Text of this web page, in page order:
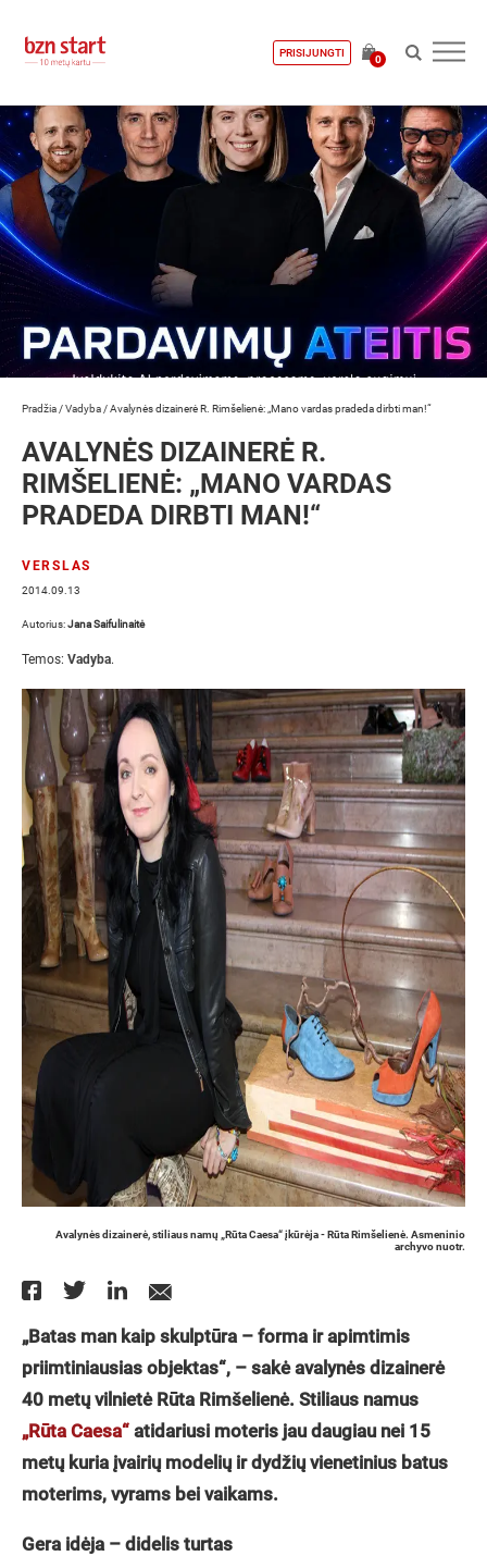
PRISIJUNGTI
0
Pradžia /Vadyba /Avalynės dizainerė R. Rimšelienė: „Mano vardas pradeda dirbti man!“
AVALYNĖS DIZAINERĖ R.
RIMŠELIENĖ: „MANO VARDAS
PRADEDA DIRBTI MAN!“
VERSLAS
2014.09.13
Autorius:Jana Saifulinaitė
Temos: Vadyba.
Avalynės dizainerė, stiliaus namų „Rūta Caesa“ įkūrėja - Rūta Rimšelienė. Asmeninio
archyvo nuotr.
„Batas man kaip skulptūra – forma ir apimtimis
priimtiniausias objektas“, – sakė avalynės dizainerė
40 metų vilnietė Rūta Rimšelienė. Stiliaus namus
„Rūta Caesa“ atidariusi moteris jau daugiau nei 15
metų kuria įvairių modelių ir dydžių vienetinius batus
moterims, vyrams bei vaikams.
Gera idėja – didelis turtas